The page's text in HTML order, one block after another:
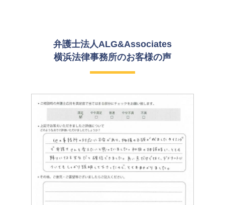
弁護士法人ALG&Associates
横浜法律事務所のお客様の声